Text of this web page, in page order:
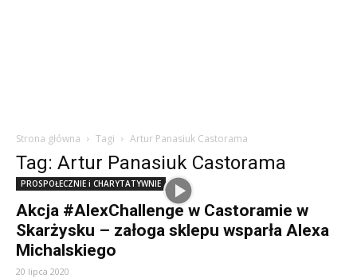
Strona główna Tagi Artur Panasiuk Castorama
Tag: Artur Panasiuk Castorama
PROSPOŁECZNIE i CHARYTATYWNIE
Akcja #AlexChallenge w Castoramie w
Skarżysku – załoga sklepu wsparła Alexa
Michalskiego
20 lipca 2020